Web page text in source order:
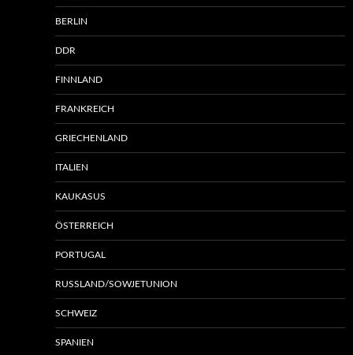
BERLIN
DDR
FINNLAND
FRANKREICH
GRIECHENLAND
ITALIEN
KAUKASUS
ÖSTERREICH
PORTUGAL
RUSSLAND/SOWJETUNION
SCHWEIZ
SPANIEN